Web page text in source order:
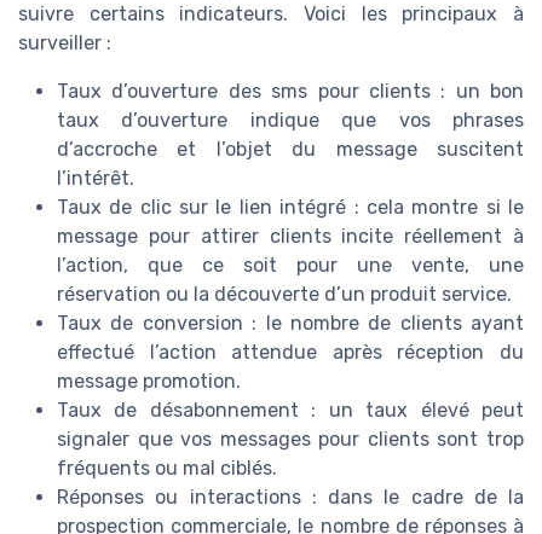
suivre certains indicateurs. Voici les principaux à
surveiller :
Taux d’ouverture des sms pour clients : un bon
taux d’ouverture indique que vos phrases
d’accroche et l’objet du message suscitent
l’intérêt.
Taux de clic sur le lien intégré : cela montre si le
message pour attirer clients incite réellement à
l’action, que ce soit pour une vente, une
réservation ou la découverte d’un produit service.
Taux de conversion : le nombre de clients ayant
effectué l’action attendue après réception du
message promotion.
Taux de désabonnement : un taux élevé peut
signaler que vos messages pour clients sont trop
fréquents ou mal ciblés.
Réponses ou interactions : dans le cadre de la
prospection commerciale, le nombre de réponses à